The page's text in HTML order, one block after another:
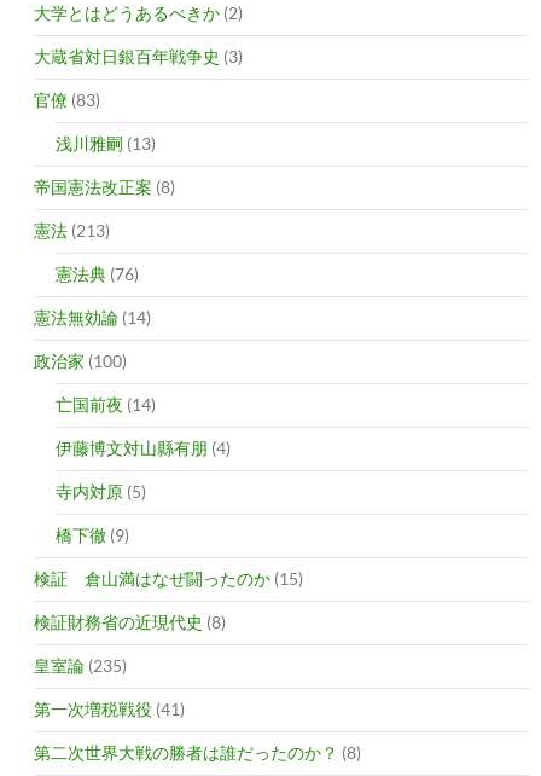
大学とはどうあるべきか (2)
大蔵省対日銀百年戦争史 (3)
官僚 (83)
浅川雅嗣 (13)
帝国憲法改正案 (8)
憲法 (213)
憲法典 (76)
憲法無効論 (14)
政治家 (100)
亡国前夜 (14)
伊藤博文対山縣有朋 (4)
寺内対原 (5)
橋下徹 (9)
検証 倉山満はなぜ闘ったのか (15)
検証財務省の近現代史 (8)
皇室論 (235)
第一次増税戦役 (41)
第二次世界大戦の勝者は誰だったのか？ (8)